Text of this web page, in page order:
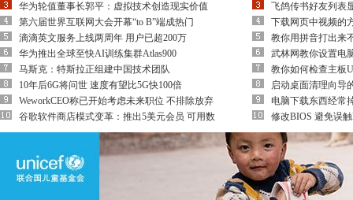
华为轮值董事长郭平：虚拟技术创造现实价值
第六届世界互联网大会开幕“to B”端成热门
滴滴英文服务上线两周年 用户已超200万
华为推出全球至快AI训练集群Atlas900
马斯克：特斯拉正组建中国技术团队
10年后6G将问世 速度有望比5G快100倍
WeworkCEO称已开始考虑未来职位 不排除放弃
谷歌软件商店模式变革：推出5美元会员 可用数
飞鸽传书好友列表
下载网页中视频的
教你用拼音打出来
武林网教你设置电
教你如何检查主板
启动桌面清理向导
电脑下载东西经常
修改BIOS 避免误